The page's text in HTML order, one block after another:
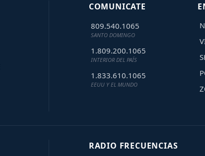
COMUNICATE
809.540.1065
SANTO DOMINGO
1.809.200.1065
INTERIOR DEL PAÍS
1.833.610.1065
EEUU Y EL MUNDO
RADIO FRECUENCIAS